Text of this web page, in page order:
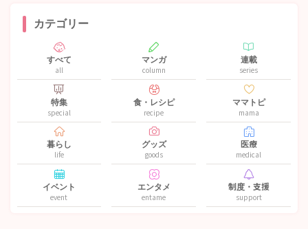
カテゴリー
すべて
all
マンガ
column
連載
series
特集
special
食・レシピ
recipe
ママトピ
mama
暮らし
life
グッズ
goods
医療
medical
イベント
event
エンタメ
entame
制度・支援
support